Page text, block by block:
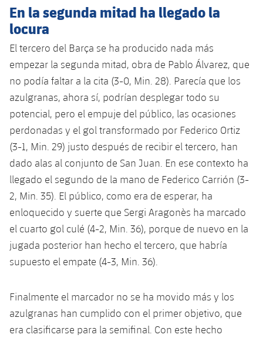
Historia
Resultados
Clasificaciones
Jugadores
Fotos
Historia
Palmarés
Resultados
Jugadores
Clasificaciones
Barça C
Junior
Juvenil
Infantil
Alevín
PLUSICON
MÁS
Información general
plusicon
más
Noticias
plusicon
más
Actualidad
Masculino
Femenino
Agenda
Baloncesto en silla de ruedas
plusicon
más
Actualidad
Jugadores
Calendario
Resultados
Hockey sobre hielo
plusicon
más
Actualidad
Jugadores
Calendario
Clasificaciones
Hockey hierba
plusicon
más
Noticias
Hockey Hierba Masculino
Patinaje artístico
plusicon
más
Actualidad
Agenda
Escuela de Patinaje
Actualidad
Voleibol
En la segunda mitad ha llegado la
locura
El tercero del Barça se ha producido nada más
empezar la segunda mitad, obra de Pablo Álvarez, que
no podía faltar a la cita (3-0, Min. 28). Parecía que los
azulgranas, ahora sí, podrían desplegar todo su
potencial, pero el empuje del público, las ocasiones
perdonadas y el gol transformado por Federico Ortiz
(3-1, Min. 29) justo después de recibir el tercero, han
dado alas al conjunto de San Juan. En ese contexto ha
llegado el segundo de la mano de Federico Carrión (3-
2, Min. 35). El público, como era de esperar, ha
enloquecido y suerte que Sergi Aragonès ha marcado
el cuarto gol culé (4-2, Min. 36), porque de nuevo en la
jugada posterior han hecho el tercero, que habría
supuesto el empate (4-3, Min. 36).
Finalmente el marcador no se ha movido más y los
azulgranas han cumplido con el primer objetivo, que
era clasificarse para la semifinal. Con este hecho